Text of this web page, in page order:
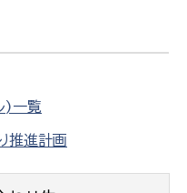
)一覧
推進計画